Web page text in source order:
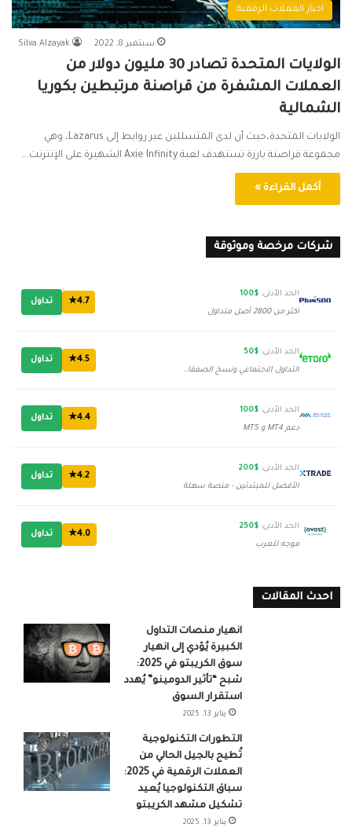
اخبار العملات الرقمية
Silva Alzayak سبتمبر 8, 2022
الولايات المتحدة تصادر 30 مليون دولار من
العملات المشفرة من قراصنة مرتبطين بكوريا
الشمالية
الولايات المتحدة،حيث أن لدى المتسللين عبر روابط إلى Lazarus، وهي
مجموعة قراصنة بارزة تستهدف لعبة Axie Infinity الشهيرة على الإنترنت.…
أكمل القراءة »
شركات مرخصة وموثوقة
الحد الأدنى: $100
أكثر من 2800 أصل متداول
4.7★ تداول
الحد الأدنى: $50
التداول الاجتماعي ونسخ الصفقات
4.5★ تداول
الحد الأدنى: $100
دعم MT4 و MT5
4.4★ تداول
الحد الأدنى: $200
الأفضل للمبتدئين - منصة سهلة
4.2★ تداول
الحد الأدنى: $250
موجه للعرب
4.0★ تداول
احدث المقالات
انهيار منصات التداول
الكبيرة يُؤدي إلى انهيار
سوق الكريبتو في 2025:
شبح “تأثير الدومينو” يُهدد
استقرار السوق
يناير 13, 2025
التطورات التكنولوجية
تُطيح بالجيل الحالي من
العملات الرقمية في 2025:
سباق التكنولوجيا يُعيد
تشكيل مشهد الكريبتو
يناير 13, 2025